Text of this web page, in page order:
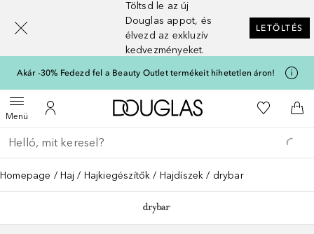
Töltsd le az új
Douglas appot, és
élvezd az exkluzív
kedvezményeket.
LETÖLTÉS
Akár -30% Fedezd fel a Beauty Outlet termékeit hihetetlen áron!
MenüMenü megnyitása
A fiókomhoz
A Douglas Főoldalra
A
Menj vissza
Keresés végrehajtása
Homepage Haj Hajkiegészítők Hajdíszek drybar
[navigation.slideout.screenreader]